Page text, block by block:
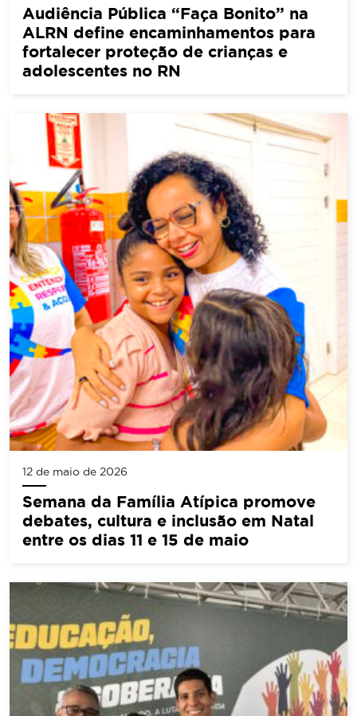
Audiência Pública “Faça Bonito” na
ALRN define encaminhamentos para
fortalecer proteção de crianças e
adolescentes no RN
12 de maio de 2026
Semana da Família Atípica promove
debates, cultura e inclusão em Natal
entre os dias 11 e 15 de maio